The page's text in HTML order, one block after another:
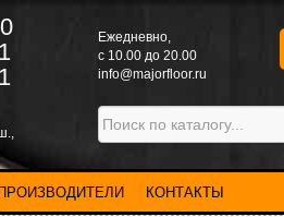
Eжедневно,
с 10.00 до 20.00
info@majorfloor.ru
ПРОИЗВОДИТЕЛИ КОНТАКТЫ